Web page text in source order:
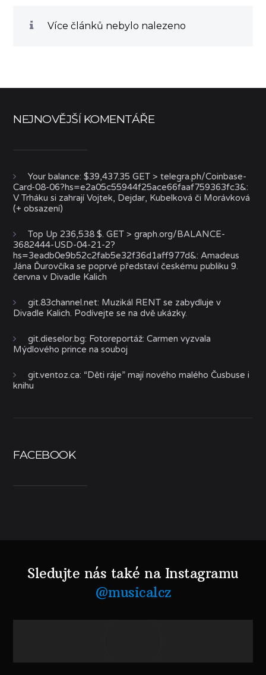
Více článků nebylo nalezeno
NEJNOVĚJŠÍ KOMENTÁŘE
Your balance: $39,437.35 GET > telegra.ph/Coinbase-
Card-08-06?hs=e2a05c55944f25ace66faaf759363fc3&:
V Trháku si zahrají Vojtek, Dejdar, Kubelková či Morávková
(+ obsazení)
Top Up 236,538 $. GET > graph.org/BALANCE-
3682444-USD-04-21-2?
hs=3eadb0e9b52c2fab5e32f36d1aff977d&:Amadeus
Jána Ďurovčíka se poprvé představí českému publiku 9.
června v Divadle Kalich
git.83channel.net: Muzikál RENT se zabydluje v
Divadle Kalich. Podívejte se na dvě ukázky.
git.dieselor.bg: Fotoreportáž: Carmen vyzvala
Mýdlového prince na souboj
git.ventoz.ca: “Děti ráje” mají nového malého Čusbuse i
knihu
FACEBOOK
Sledujte nás také na Instagramu
@musicalcz